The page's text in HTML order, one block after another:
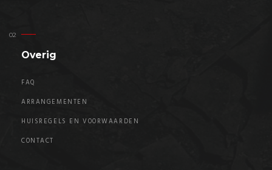
Overig
FAQ
ARRANGEMENTEN
HUISREGELS EN VOORWAARDEN
CONTACT